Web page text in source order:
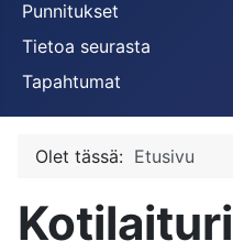
Punnitukset
Tietoa seurasta
Tapahtumat
Olet tässä: Etusivu
Kotilaituri